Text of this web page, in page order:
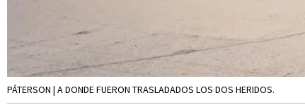
PÁTERSON | A DONDE FUERON TRASLADADOS LOS DOS HERIDOS.